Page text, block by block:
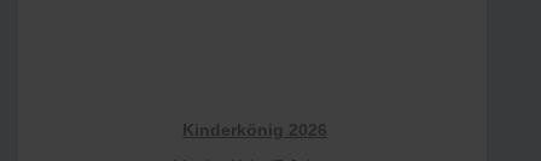
Kinderkönig 2026